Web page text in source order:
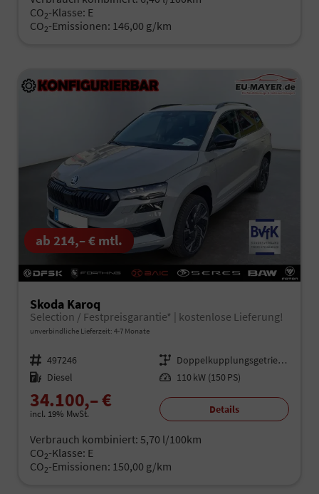
CO2-Klasse: E
CO2-Emissionen: 146,00 g/km
ab 214,– € mtl.
Skoda Karoq
Selection / Festpreisgarantie* | kostenlose Lieferung!
unverbindliche Lieferzeit: 4-7 Monate
Fahrzeugnr. 497246 Getriebe
Doppelkupplungsgetriebe (DSG)
Kraftstoff Diesel Leistung 110 kW (150 PS)
34.100,– €
incl. 19% MwSt. Details
Verbrauch kombiniert: 5,70 l/100km
CO2-Klasse: E
CO2-Emissionen: 150,00 g/km